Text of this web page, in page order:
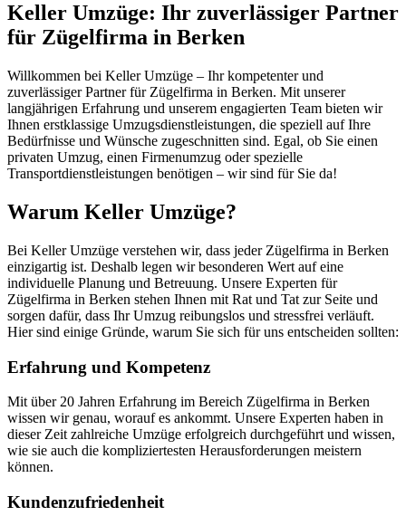
Keller Umzüge: Ihr zuverlässiger Partner
für Zügelfirma in Berken
Willkommen bei Keller Umzüge – Ihr kompetenter und
zuverlässiger Partner für Zügelfirma in Berken. Mit unserer
langjährigen Erfahrung und unserem engagierten Team bieten wir
Ihnen erstklassige Umzugsdienstleistungen, die speziell auf Ihre
Bedürfnisse und Wünsche zugeschnitten sind. Egal, ob Sie einen
privaten Umzug, einen Firmenumzug oder spezielle
Transportdienstleistungen benötigen – wir sind für Sie da!
Warum Keller Umzüge?
Bei Keller Umzüge verstehen wir, dass jeder Zügelfirma in Berken
einzigartig ist. Deshalb legen wir besonderen Wert auf eine
individuelle Planung und Betreuung. Unsere Experten für
Zügelfirma in Berken stehen Ihnen mit Rat und Tat zur Seite und
sorgen dafür, dass Ihr Umzug reibungslos und stressfrei verläuft.
Hier sind einige Gründe, warum Sie sich für uns entscheiden sollten:
Erfahrung und Kompetenz
Mit über 20 Jahren Erfahrung im Bereich Zügelfirma in Berken
wissen wir genau, worauf es ankommt. Unsere Experten haben in
dieser Zeit zahlreiche Umzüge erfolgreich durchgeführt und wissen,
wie sie auch die kompliziertesten Herausforderungen meistern
können.
Kundenzufriedenheit